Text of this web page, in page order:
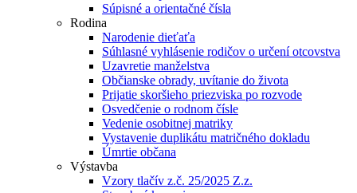
Súpisné a orientačné čísla
Rodina
Narodenie dieťaťa
Súhlasné vyhlásenie rodičov o určení otcovstva
Uzavretie manželstva
Občianske obrady, uvítanie do života
Prijatie skoršieho priezviska po rozvode
Osvedčenie o rodnom čísle
Vedenie osobitnej matriky
Vystavenie duplikátu matričného dokladu
Úmrtie občana
Výstavba
Vzory tlačív z.č. 25/2025 Z.z.